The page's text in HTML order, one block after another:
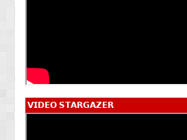
𝗩𝗜𝗗𝗘𝗢 𝗦𝗧𝗔𝗥𝗚𝗔𝗭𝗘𝗥